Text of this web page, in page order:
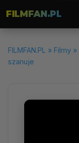
FILMFAN.PL
FILMFAN.PL » Filmy »
szanuje